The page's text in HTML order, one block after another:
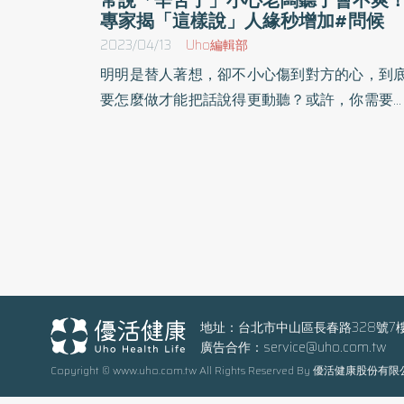
專家揭「這樣說」人緣秒增加#問候
2023/04/13 Uho編輯部
明明是替人著想，卻不小心傷到對方的心，到
要怎麼做才能把話說得更動聽？或許，你需要學
地址：台北市中山區長春路328號7
廣告合作： service@uho.com.tw
Copyright © www.uho.com.tw All Rights Reserved By 優活健康股份有限